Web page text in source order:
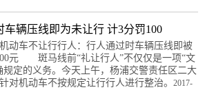
车辆压线即为未让行 计3分罚100
动车不让行行人：行人通过时车辆压线即被
元 斑马线前“礼让行人”不仅仅是一项“文
规定的义务。今天上午，杨浦交警责任区二大
对机动车不按规定让行行人进行整治。 2017-